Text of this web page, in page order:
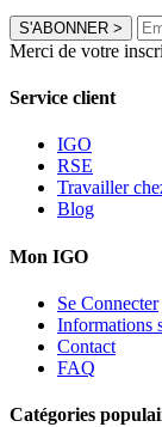
S'ABONNER >
Merci de votre
Service client
IGO
RSE
Travailler
Blog
Mon IGO
Se Connecter
Informations
Contact
FAQ
Catégories